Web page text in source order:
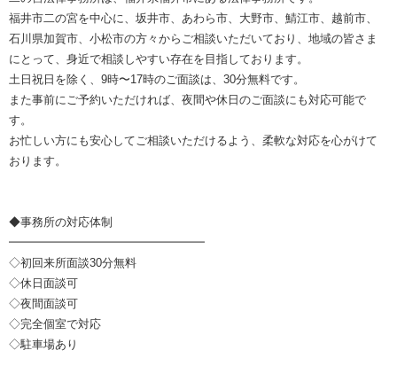
福井市二の宮を中心に、坂井市、あわら市、大野市、鯖江市、越前市、
石川県加賀市、小松市の方々からご相談いただいており、地域の皆さま
にとって、身近で相談しやすい存在を目指しております。
土日祝日を除く、9時〜17時のご面談は、30分無料です。
また事前にご予約いただければ、夜間や休日のご面談にも対応可能で
す。
お忙しい方にも安心してご相談いただけるよう、柔軟な対応を心がけて
おります。
◆事務所の対応体制
━━━━━━━━━━━━━━━━━
◇初回来所面談30分無料
◇休日面談可
◇夜間面談可
◇完全個室で対応
◇駐車場あり